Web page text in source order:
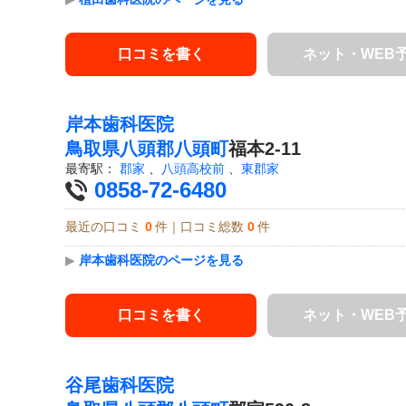
口コミを書く ネット・WEB
岸本歯科医院
鳥取県八頭郡八頭町福本2-11
最寄駅： 郡家 八頭高校前 東郡家
0858-72-6480
最近の口コミ 0 件｜口コミ総数 0 件
▶ 岸本歯科医院のページを見る
口コミを書く ネット・WEB
谷尾歯科医院